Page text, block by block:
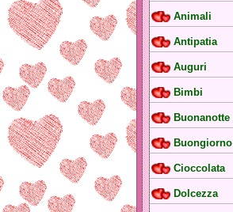
Animali
Antipatia
Auguri
Bimbi
Buonanotte
Buongiorno
Cioccolata
Dolcezza